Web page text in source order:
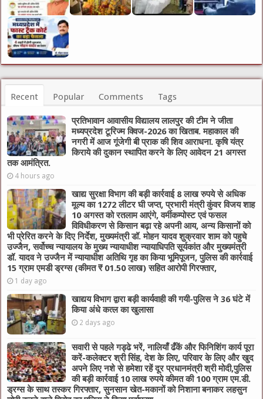
Recent Popular Comments Tags
प्रतिभावान आवासीय विद्यालय लालपुर की टीम ने जीता
मध्यप्रदेश टूरिज्म क्विज-2026 का खिताब. महाकाल की
नगरी में आज गूंजेगी बी प्राक की शिव आराधना. कृषि यंत्र
किराये की दुकान स्थापित करने के लिए आवेदन 21 अगस्त
तक आमंत्रित.
4 hours ago
खाद्य सुरक्षा विभाग की बड़ी कार्रवाई 8 लाख रुपये से अधिक
मूल्य का 1272 लीटर घी जप्त, प्रभारी मंत्री कुंवर विजय शाह
10 अगस्त को रतलाम आएंगे, वर्मीकम्पोस्ट एवं फसल
विविधीकरण से किसान बढ़ा रहे अपनी आय, अन्य किसानों को
भी प्रेरित करने के दिए निर्देश, मुख्यमंत्री डॉ. मोहन यादव शुक्रवार शाम को पहुचे
उज्जैन, सर्वोच्च न्यायालय के मुख्‍य न्‍यायाधीश न्यायाधिपति सूर्यकांत और मुख्यमंत्री
डॉ. यादव ने उज्जैन में न्यायाधीश अतिथि गृह का किया भूमिपूजन, पुलिस की कार्रवाई
15 ग्राम एमडी ड्रग्स (कीमत ₹ 01.50 लाख) सहित आरोपी गिरफ्तार,
1 day ago
खाद्यय विभाग द्वारा बड़ी कार्यवाही की गयी-पुलिस ने 36 घंटे में
किया अंधे कत्ल का खुलासा
2 days ago
सवारी से पहले गड्ढे भरें, नालियाँ ढँकें और फिनिशिंग कार्य पूरा
करें-कलेक्टर श्री सिंह, देश के लिए, परिवार के लिए और खुद
अपने लिए नशे से हमेशा रहें दूर प्रधानमंत्री श्री मोदी,पुलिस
की बड़ी कार्रवाई 10 लाख रुपये कीमत की 100 ग्राम एम.डी.
ड्रग्स के साथ तस्कर गिरफ्तार, सुनसान खेत-मकानों को निशाना बनाकर लहसुन